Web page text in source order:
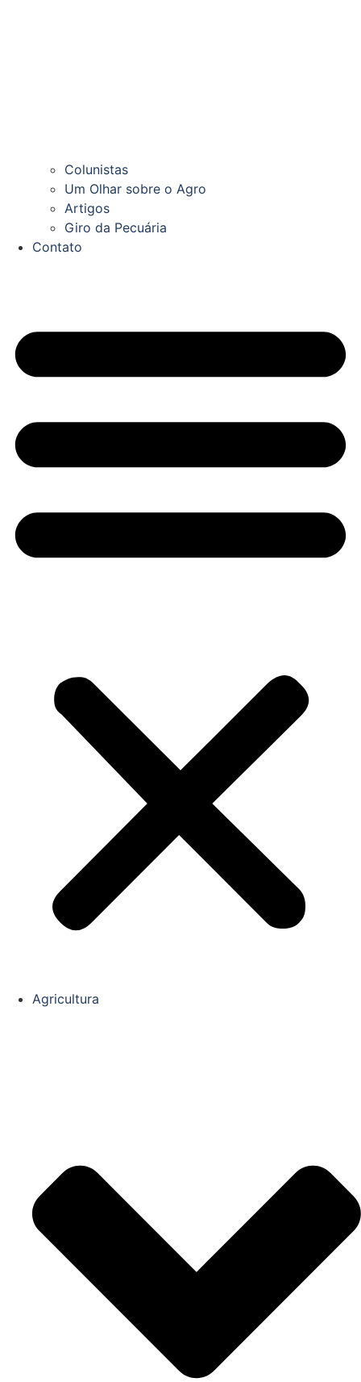
Colunistas
Um Olhar sobre o Agro
Artigos
Giro da Pecuária
Contato
Agricultura